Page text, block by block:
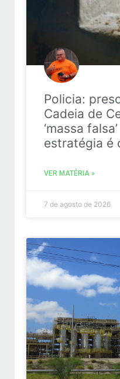
Policia:
Cadeia de
‘massa
estratégia é
VER MATÉRIA »
7 de agosto de 2026